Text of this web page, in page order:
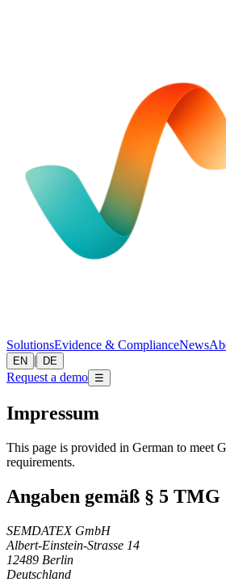
SolutionsEvidence & ComplianceNews
EN | DE
Request a demo ☰
Impressum
This page is provided in German to meet
requirements.
Angaben gemäß § 5 TMG
SEMDATEX GmbH
Albert-Einstein-Strasse 14
12489 Berlin
Deutschland